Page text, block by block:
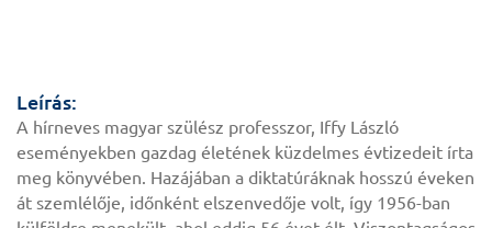
Leírás:
A hírneves magyar szülész professzor, Iffy László
eseményekben gazdag életének küzdelmes évtizedeit írta
meg könyvében. Hazájában a diktatúráknak hosszú éveken
át szemlélője, időnként elszenvedője volt, így 1956-ban